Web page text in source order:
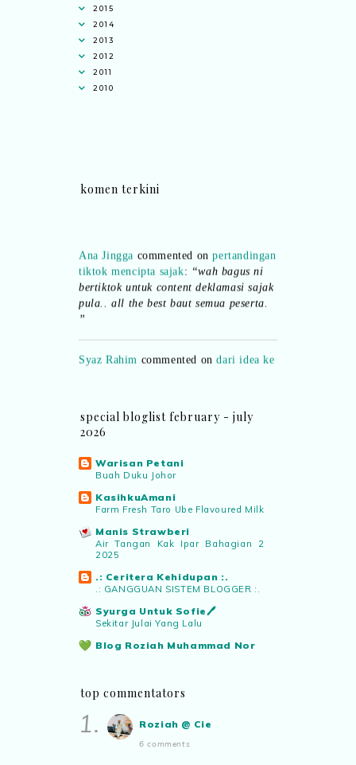
2015
2014
2013
2012
2011
2010
komen terkini
tiktok mencipta sajak:“wah bagus ni
bertiktok untuk content deklamasi sajak
pula.. all the best baut semua peserta.
”
realiti mencipta permainan:“Selain
dan teknologi digital terbaik!”
Syaz Rahim
pertandingan tiktok mencipta sajak
Mencipta Sajak Kemerdekaan 2026 dari
bakat puisi kebangsaan dan
patriotisme.”
Eyma Balkishcommented on
pertandingan tiktok mencipta sajak
“Menarik..tapi lama tak mengarang
rasa kurang ideanya.”
mencipta sajak:“Menarik PNM
di TikTok.”
special bloglist february - july
2026
Warisan Petani
Buah Duku Johor
KasihkuAmani
Farm Fresh Taro Ube Flavoured Milk
Manis Strawberi
Air Tangan Kak Ipar Bahagian 2
2025
.: Ceritera Kehidupan :.
.: GANGGUAN SISTEM BLOGGER :.
Syurga Untuk Sofie🖊️
Sekitar Julai Yang Lalu
Blog Roziah Muhammad Nor
Pencarian Jiwa Diri Saya
Terima Hadiah Daripada Blogger
Roziah Muhammad Nor
✿ Life Is Beautiful ✿
Mari mengundi!
top commentators
1. Roziah @ Cie
6 comments